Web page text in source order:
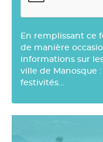
En remplissant ce
de manière
informations sur
ville de Manosque
festivités…